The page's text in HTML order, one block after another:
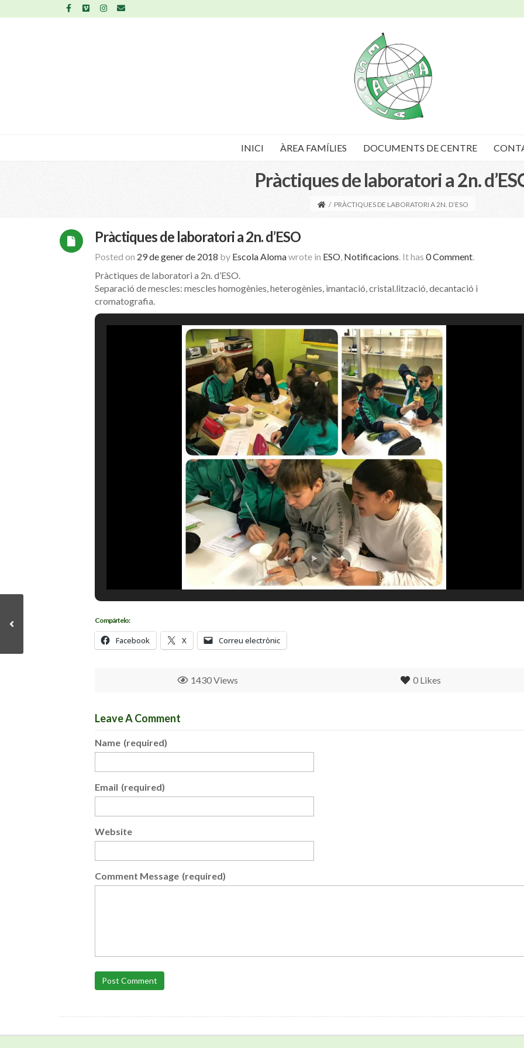
INICI ÀREA FAMÍLIES DOCUMENTS DE CENTRE
Pràctiques de laboratori a 2n.
/ PRÀCTIQUES DE LABORATORI A 2N. D’ESO
Pràctiques de laboratori a 2n. d’ESO
Posted on 29 de gener de 2018 by Escola Alomawrote in ESO, Notificacions. It has 0 Comment.
Pràctiques de laboratori a 2n. d’ESO.
Separació de mescles: mescles homogènies, heterogènies, imantació, cristal.lització, decantació i
cromatografia.
Compártelo:
Facebook X Correu electrònic
0 Likes
1430 Views
Leave A Comment
Name (required)
Email (required)
Website
Comment Message (required)
Post Comment